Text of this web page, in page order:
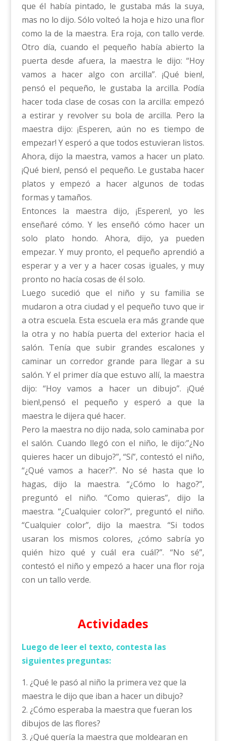
que él había pintado, le gustaba más la suya,
mas no lo dijo. Sólo volteó la hoja e hizo una flor
como la de la maestra. Era roja, con tallo verde.
Otro día, cuando el pequeño había abierto la
puerta desde afuera, la maestra le dijo: “Hoy
vamos a hacer algo con arcilla”. ¡Qué bien!,
pensó el pequeño, le gustaba la arcilla. Podía
hacer toda clase de cosas con la arcilla: empezó
a estirar y revolver su bola de arcilla. Pero la
maestra dijo: ¡Esperen, aún no es tiempo de
empezar! Y esperó a que todos estuvieran listos.
Ahora, dijo la maestra, vamos a hacer un plato.
¡Qué bien!, pensó el pequeño. Le gustaba hacer
platos y empezó a hacer algunos de todas
formas y tamaños.
Entonces la maestra dijo, ¡Esperen!, yo les
enseñaré cómo. Y les enseñó cómo hacer un
solo plato hondo. Ahora, dijo, ya pueden
empezar. Y muy pronto, el pequeño aprendió a
esperar y a ver y a hacer cosas iguales, y muy
pronto no hacía cosas de él solo.
Luego sucedió que el niño y su familia se
mudaron a otra ciudad y el pequeño tuvo que ir
a otra escuela. Esta escuela era más grande que
la otra y no había puerta del exterior hacia el
salón. Tenía que subir grandes escalones y
caminar un corredor grande para llegar a su
salón. Y el primer día que estuvo allí, la maestra
dijo: “Hoy vamos a hacer un dibujo”. ¡Qué
bien!,pensó el pequeño y esperó a que la
maestra le dijera qué hacer.
Pero la maestra no dijo nada, solo caminaba por
el salón. Cuando llegó con el niño, le dijo:”¿No
quieres hacer un dibujo?”, “Sí”, contestó el niño,
“¿Qué vamos a hacer?”. No sé hasta que lo
hagas, dijo la maestra. “¿Cómo lo hago?”,
preguntó el niño. “Como quieras”, dijo la
maestra. “¿Cualquier color?”, preguntó el niño.
“Cualquier color”, dijo la maestra. “Si todos
usaran los mismos colores, ¿cómo sabría yo
quién hizo qué y cuál era cuál?”. “No sé”,
contestó el niño y empezó a hacer una flor roja
con un tallo verde.
Actividades
Luego de leer el texto, contesta las
siguientes preguntas:
1. ¿Qué le pasó al niño la primera vez que la
maestra le dijo que iban a hacer un dibujo?
2. ¿Cómo esperaba la maestra que fueran los
dibujos de las flores?
3. ¿Qué quería la maestra que moldearan en